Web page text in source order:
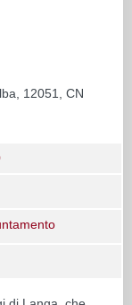
12051, CN